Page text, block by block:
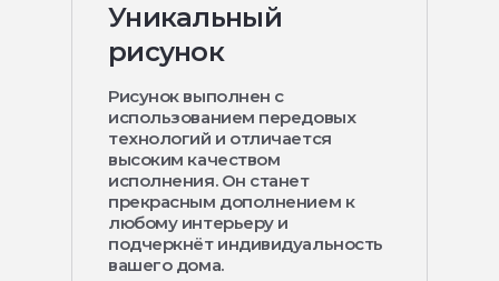
Уникальный
рисунок
Рисунок выполнен с
использованием передовых
технологий и отличается
высоким качеством
исполнения. Он станет
прекрасным дополнением к
любому интерьеру и
подчеркнёт индивидуальность
вашего дома.